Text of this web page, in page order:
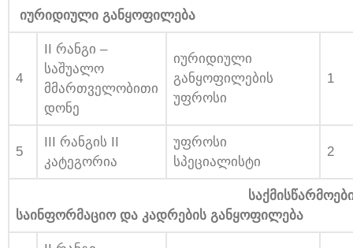
იურიდიული განყოფილება
4
II რანგი –
საშუალო
მმართველობითი
დონე
იურიდიული
განყოფილების
უფროსი
1
5
III რანგის II
კატეგორია
უფროსი
სპეციალისტი
2
საინფორმაციო და კადრების განყოფილება